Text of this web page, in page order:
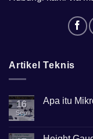
Artikel Teknis
16
Sep
Apa itu
Apa